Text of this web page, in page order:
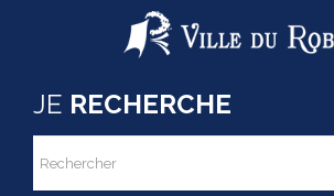
Aller au contenu principal
JE RECHERCHE
Formulaire de
Rechercher